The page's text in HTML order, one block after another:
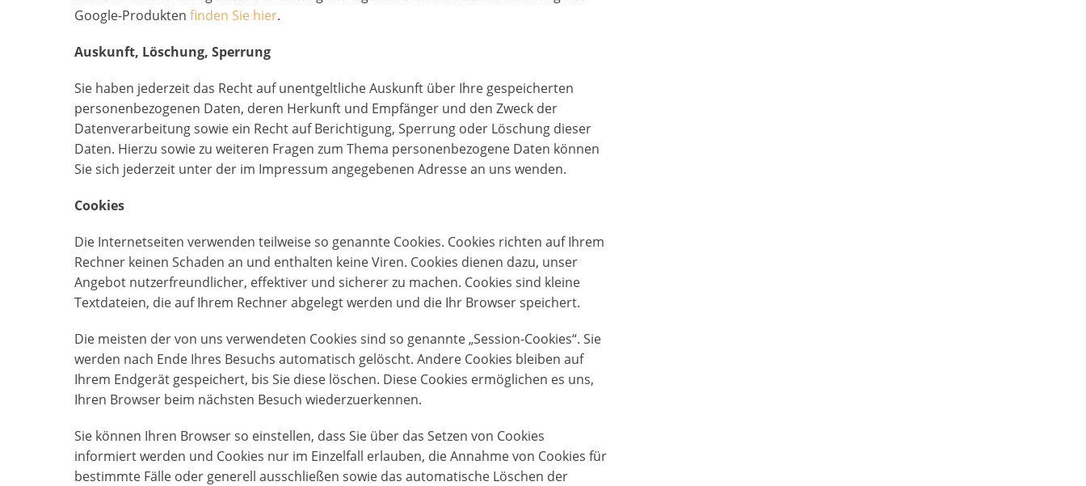
Google-Produkten finden Sie hier.
Auskunft, Löschung, Sperrung
Sie haben jederzeit das Recht auf unentgeltliche Auskunft über Ihre gespeicherten
personenbezogenen Daten, deren Herkunft und Empfänger und den Zweck der
Datenverarbeitung sowie ein Recht auf Berichtigung, Sperrung oder Löschung dieser
Daten. Hierzu sowie zu weiteren Fragen zum Thema personenbezogene Daten können
Sie sich jederzeit unter der im Impressum angegebenen Adresse an uns wenden.
Cookies
Die Internetseiten verwenden teilweise so genannte Cookies. Cookies richten auf Ihrem
Rechner keinen Schaden an und enthalten keine Viren. Cookies dienen dazu, unser
Angebot nutzerfreundlicher, effektiver und sicherer zu machen. Cookies sind kleine
Textdateien, die auf Ihrem Rechner abgelegt werden und die Ihr Browser speichert.
Die meisten der von uns verwendeten Cookies sind so genannte „Session-Cookies“. Sie
werden nach Ende Ihres Besuchs automatisch gelöscht. Andere Cookies bleiben auf
Ihrem Endgerät gespeichert, bis Sie diese löschen. Diese Cookies ermöglichen es uns,
Ihren Browser beim nächsten Besuch wiederzuerkennen.
Sie können Ihren Browser so einstellen, dass Sie über das Setzen von Cookies
informiert werden und Cookies nur im Einzelfall erlauben, die Annahme von Cookies für
bestimmte Fälle oder generell ausschließen sowie das automatische Löschen der